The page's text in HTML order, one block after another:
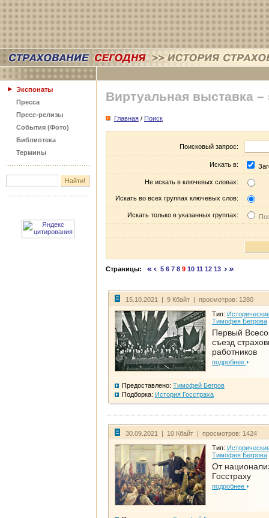
Экспонаты
Пресса
Пресс-релизы
События (Фото)
Библиотека
Термины
Виртуальная выставка –
Главная / Поиск
Поисковый запрос:
Искать в:
Не искать в ключевых словах:
Искать во всех группах ключевых слов:
Искать только в указанных группах:
Страницы: 5 6 7 8 9 10 11 12 13
15.10.2021 | 9 Кбайт | просмотров: 1280
Тип:
Тимофея Бегрова
Первый
съезд
работников
подробнее
Предоставлено: Тимофей Бегров
Подборка: История Госстраха
30.09.2021 | 10 Кбайт | просмотров: 1424
Тип:
Тимофея Бегрова
От
Госстраху
подробнее